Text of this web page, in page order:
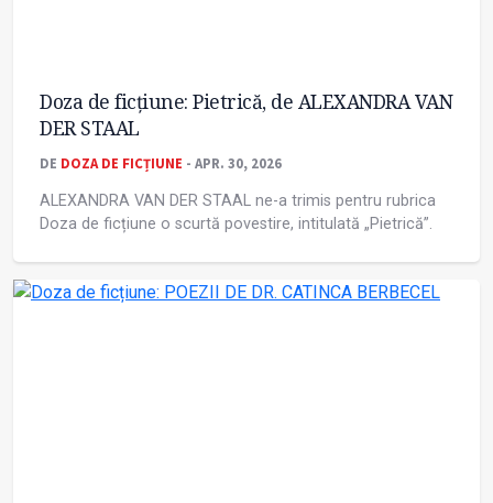
Doza de ficțiune: Pietrică, de ALEXANDRA VAN
DER STAAL
DE DOZA DE FICȚIUNE - APR. 30, 2026
ALEXANDRA VAN DER STAAL ne-a trimis pentru rubrica
Doza de ficțiune o scurtă povestire, intitulată „Pietrică”.